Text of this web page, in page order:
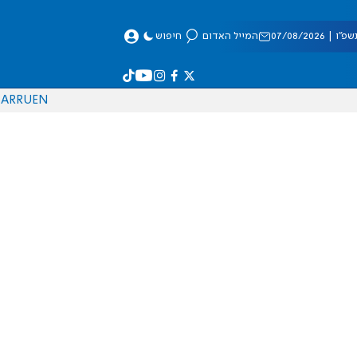
08/2026 המייל האדום חיפוש
EN
RU
AR